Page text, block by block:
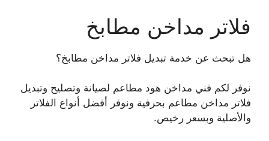
فلاتر مداخن مطابخ
هل تبحث عن خدمة تبديل فلاتر مداخن مطابخ؟
نوفر لكم فني مداخن هود مطاعم لصيانة وتصليح وتبديل
فلاتر مداخن مطاعم بحرفية ونوفر أفضل أنواع الفلاتر
والأصلية وبسعر رخيص.